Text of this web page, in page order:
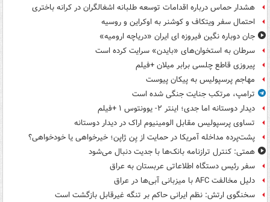
هشدار حماس درباره اقدامات توسعه طلبانه اشغالگران در کرانه باختری
احتمال سفر ویتکاف و کوشنر به اوکراین و روسیه
جان دوباره نگین فیروزه ای ایران «دریاچه ارومیه»
سرطان به استخوان‌های «بایدن» سرایت کرده است
پیروزی قاطع چلسی برابر میلان +فیلم
مهاجم پرسپولیس به پیکان پیوست
ترامپ، مرتکب جنایت جنگی شده است
دیدار دوستانه اما جدی؛ اینتر ۲- یوونتوس ۱ +فیلم
تساوی پرسپولیس مقابل الومینیوم اراک در دیدار دوستانه
پشت‌پرده مداخله آمریکا در حمایت از یِن ژاپن؛ خیرخواهی یا خودخواهی؟
همتی: کنترل ترازنامه بانک‌ها با جدیت دنبال می‌شود
سفر رئیس دستگاه اطلاعاتی عربستان به عراق
دلیل مخالفت AFC با میزبانی آبی‌ها در عراق
سخنگوی ارتش: نظم ایرانی حاکم بر تنگه غیرقابل بازگشت است